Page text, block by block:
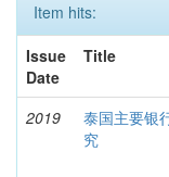
Item hits:
Issue
Date
Title
2019
泰国主要银
究